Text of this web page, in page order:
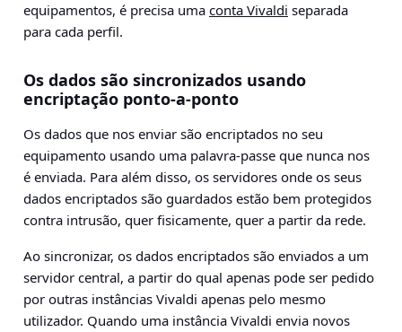
equipamentos, é precisa uma conta Vivaldi separada
para cada perfil.
Os dados são sincronizados usando
encriptação ponto-a-ponto
Os dados que nos enviar são encriptados no seu
equipamento usando uma palavra-passe que nunca nos
é enviada. Para além disso, os servidores onde os seus
dados encriptados são guardados estão bem protegidos
contra intrusão, quer fisicamente, quer a partir da rede.
Ao sincronizar, os dados encriptados são enviados a um
servidor central, a partir do qual apenas pode ser pedido
por outras instâncias Vivaldi apenas pelo mesmo
utilizador. Quando uma instância Vivaldi envia novos